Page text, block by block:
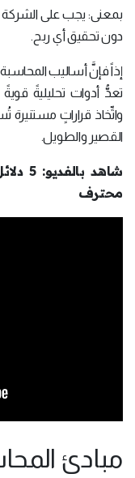
بمعنى: يجب على
دون تحقيق أي ربح.
إذاً فإنَّ أساليب المحاسبة
تعدُّ أدوات تحليليةً
واتِّخاذ قراراتٍ
القصير والطويل.
محترف
مبادئ